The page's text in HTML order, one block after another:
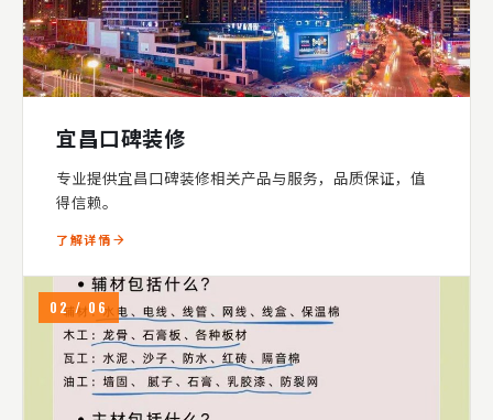
宜昌口碑装修
专业提供宜昌口碑装修相关产品与服务，品质保证，值
得信赖。
了解详情
02 / 06